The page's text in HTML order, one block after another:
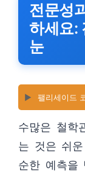
전문성
하세요:
눈
▶️ 팰리세이드
수많은 철학
는 것은 쉬
순한 예측을